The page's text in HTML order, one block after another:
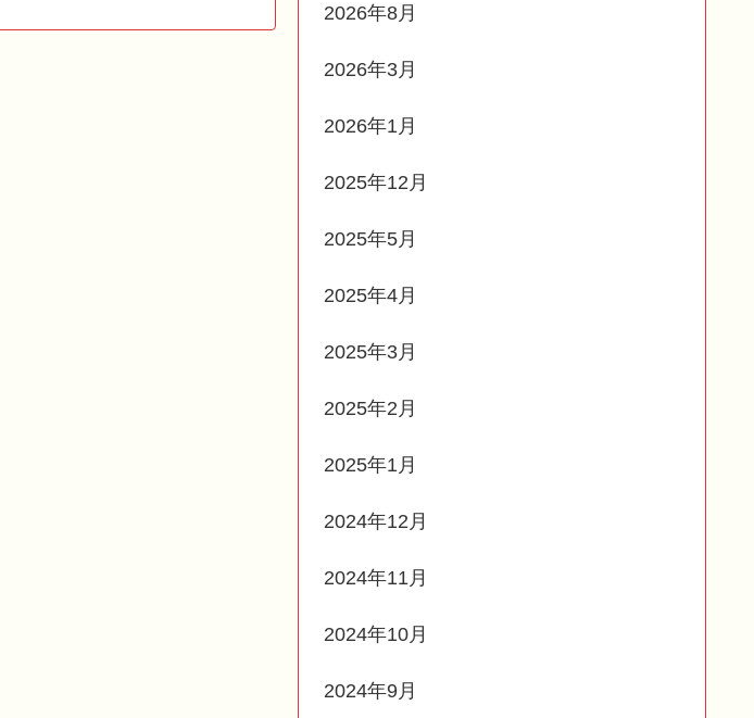
2026年8月
2026年3月
2026年1月
2025年12月
2025年5月
2025年4月
2025年3月
2025年2月
2025年1月
2024年12月
2024年11月
2024年10月
2024年9月